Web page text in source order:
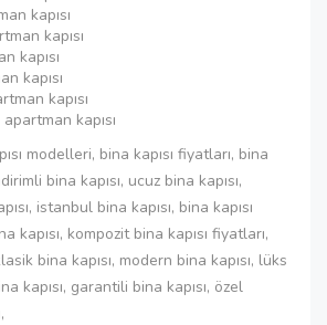
kapısı
kapısı
kapısı
kapısı
kapısı
kapısı
modelleri, bina kapısı fiyatları, bina
bina kapısı, ucuz bina kapısı,
istanbul bina kapısı, bina kapısı
kapısı, kompozit bina kapısı fiyatları,
bina kapısı, modern bina kapısı, lüks
kapısı, garantili bina kapısı, özel